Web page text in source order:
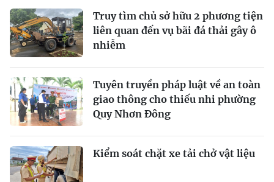
Truy tìm chủ sở hữu 2 phương tiện
liên quan đến vụ bãi đá thải gây ô
nhiễm
Tuyên truyền pháp luật về an toàn
giao thông cho thiếu nhi phường
Quy Nhơn Đông
Kiểm soát chặt xe tải chở vật liệu